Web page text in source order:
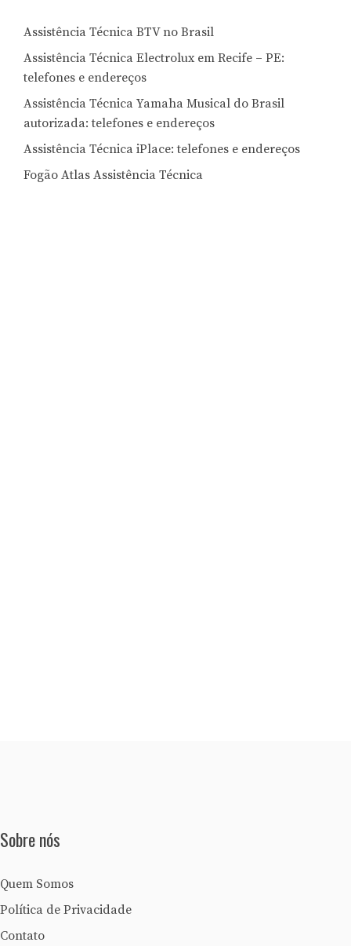
Assistência Técnica BTV no Brasil
Assistência Técnica Electrolux em Recife – PE:
telefones e endereços
Assistência Técnica Yamaha Musical do Brasil
autorizada: telefones e endereços
Assistência Técnica iPlace: telefones e endereços
Fogão Atlas Assistência Técnica
Sobre nós
Quem Somos
Política de Privacidade
Contato